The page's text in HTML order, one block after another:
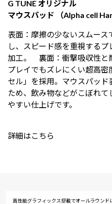
G TUNE オリジナル
マウスパッド （Alpha cell
表面：摩擦の少ないスムー
し、スピード感を重視する
加工。 裏面：衝撃吸収性と
プレイでもズレにくい超高
セル」を採用。マウスパッ
ため、飲み物などがこぼれて
やすい仕上げです。
詳細はこちら
高性能グラフィックス搭載でオールラウンド